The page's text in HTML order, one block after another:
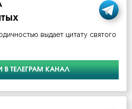
выдает цитату святого
В ТЕЛЕГРАМ КАНАЛ